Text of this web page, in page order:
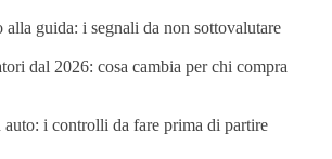
alla guida: i segnali da non sottovalutare
dal 2026: cosa cambia per chi compra
i controlli da fare prima di partire